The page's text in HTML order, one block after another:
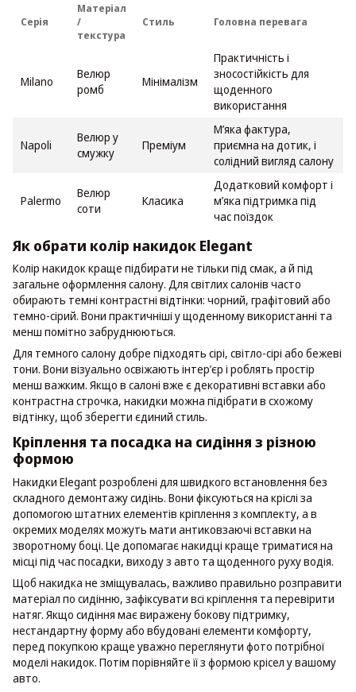
Серія
Матеріал
/
текстура
Стиль Головна перевага
Milano
Велюр
ромб
Мінімалізм
Практичність і
зносостійкість для
щоденного
використання
Napoli
Велюр у
смужку
Преміум
М’яка фактура,
приємна на дотик, і
солідний вигляд салону
Palermo
Велюр
соти
Класика
Додатковий комфорт і
м’яка підтримка під
час поїздок
Як обрати колір накидок Elegant
Колір накидок краще підбирати не тільки під смак, а й під
загальне оформлення салону. Для світлих салонів часто
обирають темні контрастні відтінки: чорний, графітовий або
темно-сірий. Вони практичніші у щоденному використанні та
менш помітно забруднюються.
Для темного салону добре підходять сірі, світло-сірі або бежеві
тони. Вони візуально освіжають інтер’єр і роблять простір
менш важким. Якщо в салоні вже є декоративні вставки або
контрастна строчка, накидки можна підібрати в схожому
відтінку, щоб зберегти єдиний стиль.
Кріплення та посадка на сидіння з різною
формою
Накидки Elegant розроблені для швидкого встановлення без
складного демонтажу сидінь. Вони фіксуються на кріслі за
допомогою штатних елементів кріплення з комплекту, а в
окремих моделях можуть мати антиковзаючі вставки на
зворотному боці. Це допомагає накидці краще триматися на
місці під час посадки, виходу з авто та щоденного руху водія.
Щоб накидка не зміщувалась, важливо правильно розправити
матеріал по сидінню, зафіксувати всі кріплення та перевірити
натяг. Якщо сидіння має виражену бокову підтримку,
нестандартну форму або вбудовані елементи комфорту,
перед покупкою краще уважно переглянути фото потрібної
моделі накидок. Потім порівняйте її з формою крісел у вашому
авто.